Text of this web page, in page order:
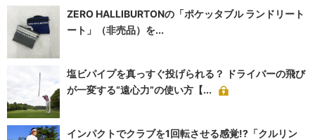
ZERO HALLIBURTONの「ポケッタブル ランドリート
ート」（非売品）を...
塩ビパイプを真っすぐ投げられる？ ドライバーの飛び
が一変する“遠心力”の使い方【...
インパクトでクラブを1回転させる感覚!?「クルリン